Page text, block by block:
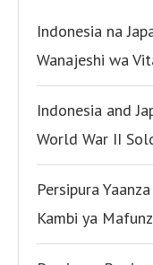
Indonesia na
Wanajeshi wa
Indonesia and
World War II
Persipura
Kambi ya